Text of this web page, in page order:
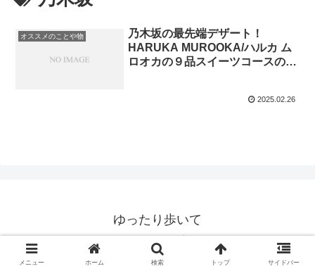
オススメのことや物
乃木坂の最先端デザート！
HARUKA MUROOKA/ハルカ ム
ロオカの９品スイーツコースの予
2025.02.26
ゆったり歩いて
メニュー ホーム 検索 トップ サイドバー